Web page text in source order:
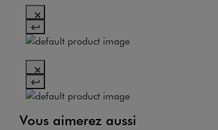
Vous aimerez aussi